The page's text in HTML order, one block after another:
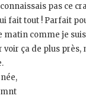
pas ce
fait tout ! Parfait
matin comme je
voir ça de plus près,